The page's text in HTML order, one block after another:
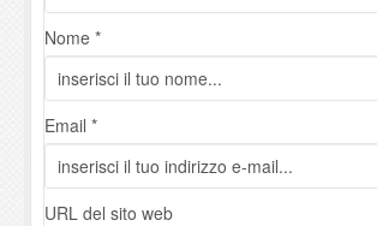
Nome *
Email *
URL del sito web